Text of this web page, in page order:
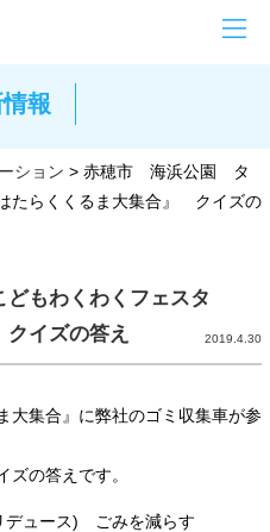
報
ション > 赤穂市 海浜公園 タ
たらくくるま大集合』 クイズの
もわくわくフェスタ
イズの答え
2019.4.30
大集合』に弊社のゴミ収集車が参
の答えです。
ース) ごみを減らす